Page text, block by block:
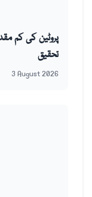
پروٹین کی کم
تحقیق
3 August 2026